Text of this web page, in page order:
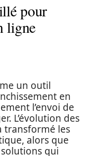
pour
ligne
un outil
en
l’envoi de
L’évolution des
transformé les
alors que
qui